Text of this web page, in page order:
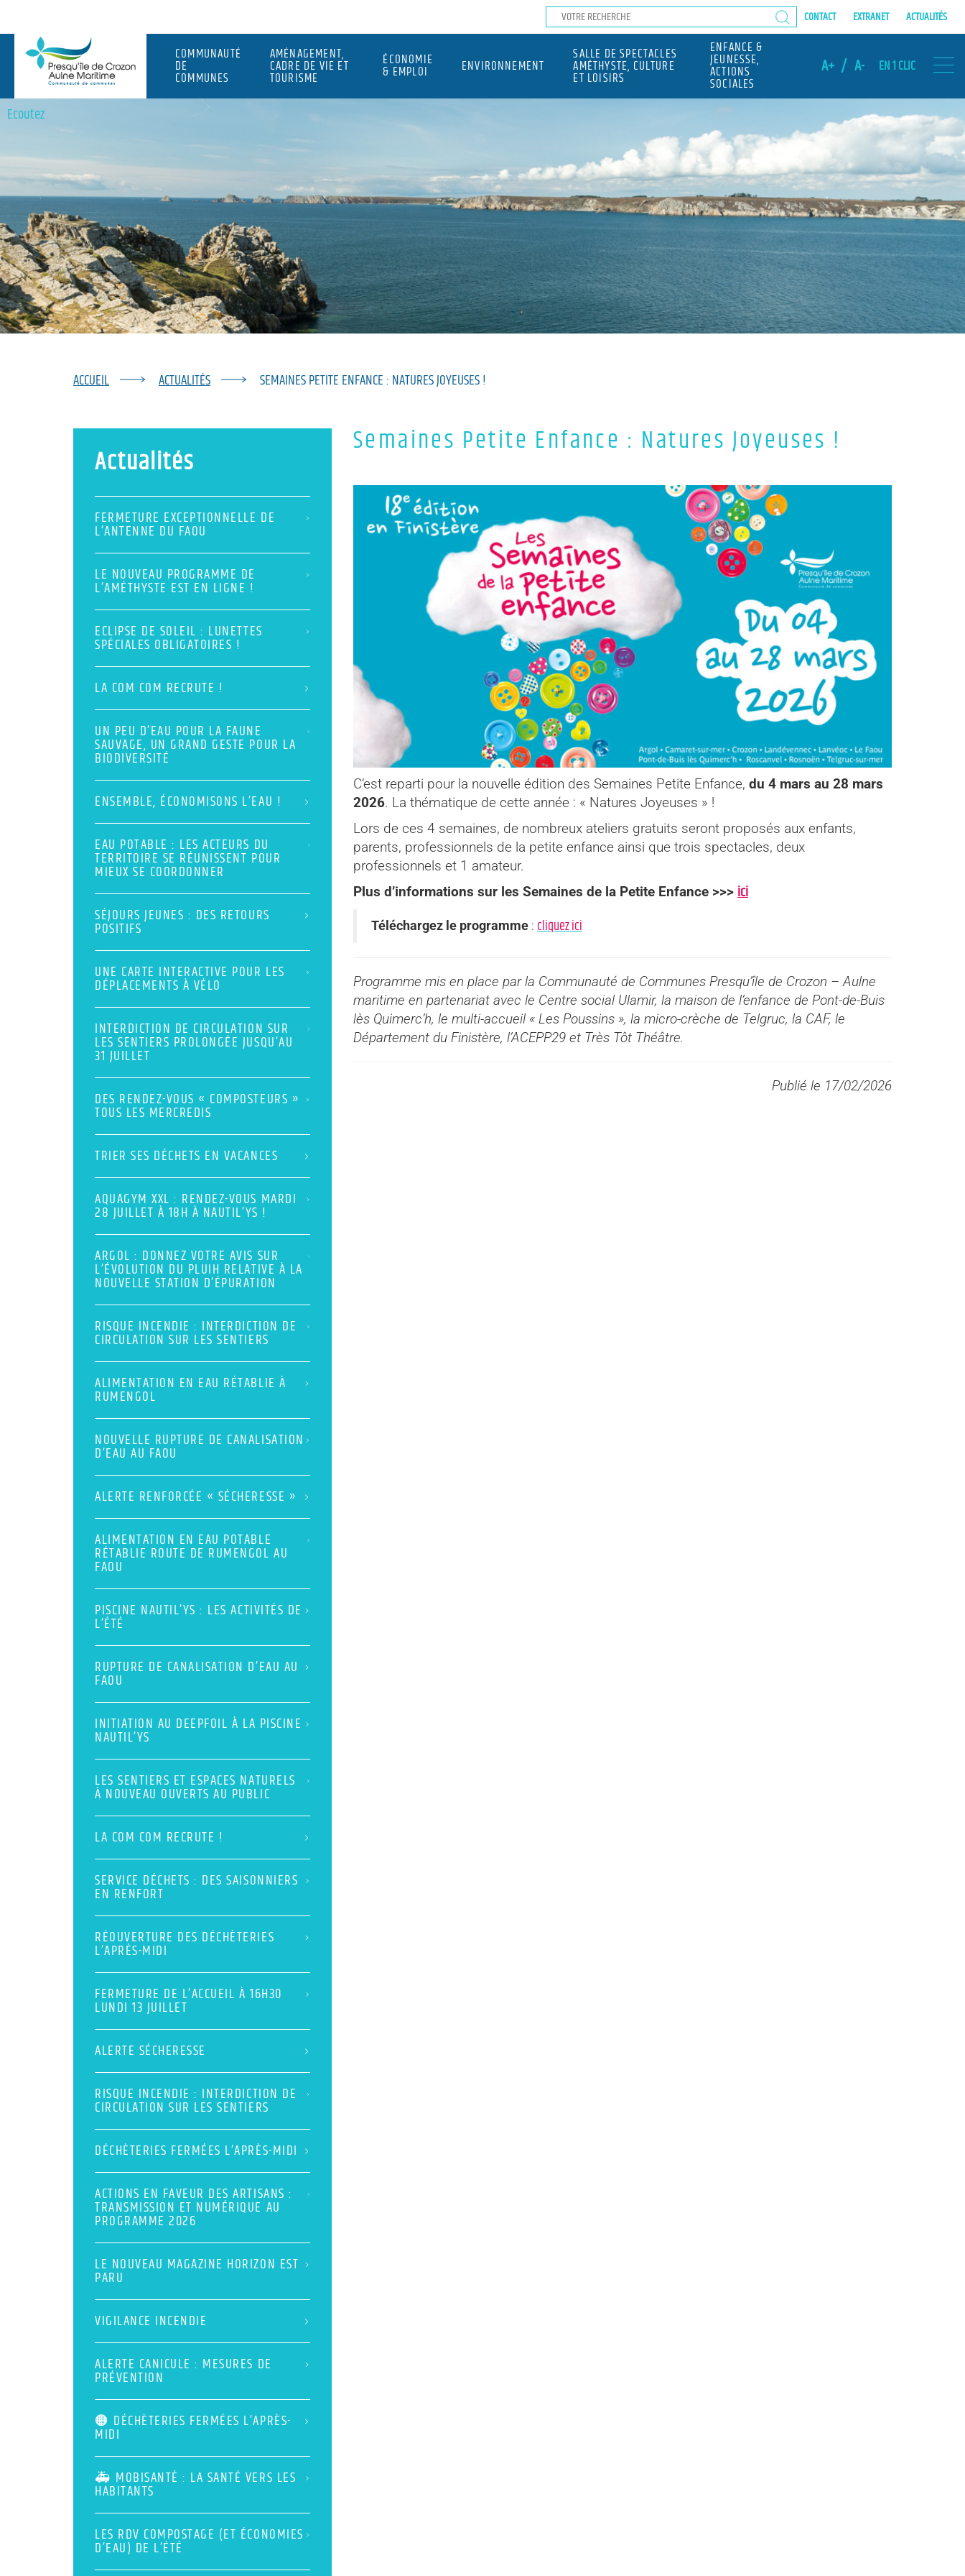
CONTACT EXTRANET ACTUALITÉS
COMMUNAUTÉ
DE
COMMUNES
AMÉNAGEMENT,
CADRE DE VIE ET
TOURISME
ÉCONOMIE
& EMPLOI ENVIRONNEMENT
SALLE DE SPECTACLES
AMÉTHYSTE, CULTURE
ET LOISIRS
ENFANCE &
JEUNESSE,
ACTIONS
SOCIALES
A+ / A- EN 1 CLIC
Ecoutez
ACCUEIL ACTUALITÉS SEMAINES PETITE ENFANCE : NATURES JOYEUSES !
Actualités
FERMETURE EXCEPTIONNELLE DE
L’ANTENNE DU FAOU
LE NOUVEAU PROGRAMME DE
L’AMÉTHYSTE EST EN LIGNE !
ECLIPSE DE SOLEIL : LUNETTES
SPÉCIALES OBLIGATOIRES !
LA COM COM RECRUTE !
UN PEU D’EAU POUR LA FAUNE
SAUVAGE, UN GRAND GESTE POUR LA
BIODIVERSITÉ
ENSEMBLE, ÉCONOMISONS L’EAU !
EAU POTABLE : LES ACTEURS DU
TERRITOIRE SE RÉUNISSENT POUR
MIEUX SE COORDONNER
SÉJOURS JEUNES : DES RETOURS
POSITIFS
UNE CARTE INTERACTIVE POUR LES
DÉPLACEMENTS À VÉLO
INTERDICTION DE CIRCULATION SUR
LES SENTIERS PROLONGÉE JUSQU’AU
31 JUILLET
DES RENDEZ-VOUS « COMPOSTEURS »
TOUS LES MERCREDIS
TRIER SES DÉCHETS EN VACANCES
AQUAGYM XXL : RENDEZ-VOUS MARDI
28 JUILLET À 18H À NAUTIL’YS !
ARGOL : DONNEZ VOTRE AVIS SUR
L’ÉVOLUTION DU PLUIH RELATIVE À LA
NOUVELLE STATION D’ÉPURATION
RISQUE INCENDIE : INTERDICTION DE
CIRCULATION SUR LES SENTIERS
ALIMENTATION EN EAU RÉTABLIE À
RUMENGOL
NOUVELLE RUPTURE DE CANALISATION
D’EAU AU FAOU
ALERTE RENFORCÉE « SÉCHERESSE »
ALIMENTATION EN EAU POTABLE
RÉTABLIE ROUTE DE RUMENGOL AU
FAOU
PISCINE NAUTIL’YS : LES ACTIVITÉS DE
L’ÉTÉ
RUPTURE DE CANALISATION D’EAU AU
FAOU
INITIATION AU DEEPFOIL À LA PISCINE
NAUTIL’YS
LES SENTIERS ET ESPACES NATURELS
À NOUVEAU OUVERTS AU PUBLIC
LA COM COM RECRUTE !
SERVICE DÉCHETS : DES SAISONNIERS
EN RENFORT
RÉOUVERTURE DES DÉCHÈTERIES
L’APRÈS-MIDI
FERMETURE DE L’ACCUEIL À 16H30
LUNDI 13 JUILLET
ALERTE SÉCHERESSE
RISQUE INCENDIE : INTERDICTION DE
CIRCULATION SUR LES SENTIERS
DÉCHÈTERIES FERMÉES L’APRÈS-MIDI
ACTIONS EN FAVEUR DES ARTISANS :
TRANSMISSION ET NUMÉRIQUE AU
PROGRAMME 2026
LE NOUVEAU MAGAZINE HORIZON EST
PARU
VIGILANCE INCENDIE
ALERTE CANICULE : MESURES DE
PRÉVENTION
🟠 DÉCHÈTERIES FERMÉES L’APRÈS-
MIDI
🚑 MOBISANTÉ : LA SANTÉ VERS LES
HABITANTS
LES RDV COMPOSTAGE (ET ÉCONOMIES
D’EAU) DE L’ÉTÉ
Semaines Petite Enfance : Natures Joyeuses !
C’est reparti pour la nouvelle édition des Semaines Petite Enfance, du 4 mars au 28 mars
2026. La thématique de cette année : « Natures Joyeuses » !
Lors de ces 4 semaines, de nombreux ateliers gratuits seront proposés aux enfants,
parents, professionnels de la petite enfance ainsi que trois spectacles, deux
professionnels et 1 amateur.
Plus d’informations sur les Semaines de la Petite Enfance >>> ici
Téléchargez le programme : cliquez ici
Programme mis en place par la Communauté de Communes Presqu’île de Crozon – Aulne
maritime en partenariat avec le Centre social Ulamir, la maison de l’enfance de Pont-de-Buis
lès Quimerc’h, le multi-accueil « Les Poussins », la micro-crèche de Telgruc, la CAF, le
Département du Finistère, l’ACEPP29 et Très Tôt Théâtre.
Publié le 17/02/2026